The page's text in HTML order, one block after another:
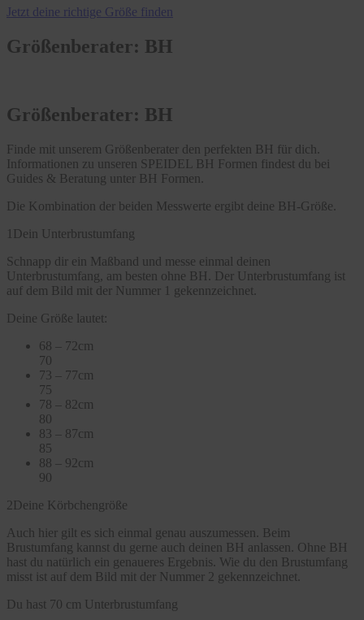
Jetzt deine richtige Größe finden
Größenberater: BH
Größenberater: BH
Finde mit unserem Größenberater den perfekten BH für dich.
Informationen zu unseren SPEIDEL BH Formen findest du bei
Guides & Beratung unter BH Formen.
Die Kombination der beiden Messwerte ergibt deine BH-Größe.
1 Dein Unterbrustumfang
Schnapp dir ein Maßband und messe einmal deinen
Unterbrustumfang, am besten ohne BH. Der Unterbrustumfang ist
auf dem Bild mit der Nummer 1 gekennzeichnet.
Deine Größe lautet:
68 – 72cm
70
73 – 77cm
75
78 – 82cm
80
83 – 87cm
85
88 – 92cm
90
2Deine Körbchengröße
Auch hier gilt es sich einmal genau auszumessen. Beim
Brustumfang kannst du gerne auch deinen BH anlassen. Ohne BH
hast du natürlich ein genaueres Ergebnis. Wie du den Brustumfang
misst ist auf dem Bild mit der Nummer 2 gekennzeichnet.
Du hast 70 cm Unterbrustumfang